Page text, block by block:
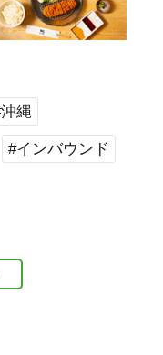
縄
#インバウンド